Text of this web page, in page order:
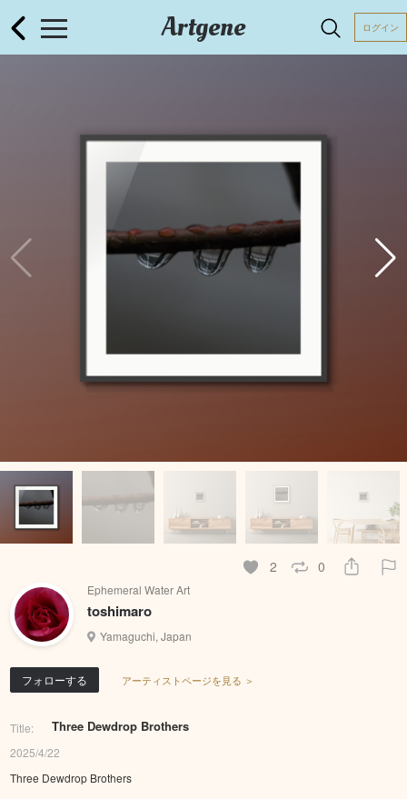
Artgene ログイン
2 0
Ephemeral Water Art
toshimaro
Yamaguchi, Japan
フォローする アーティストページを見る ＞
Title: Three Dewdrop Brothers
2025/4/22
Three Dewdrop Brothers